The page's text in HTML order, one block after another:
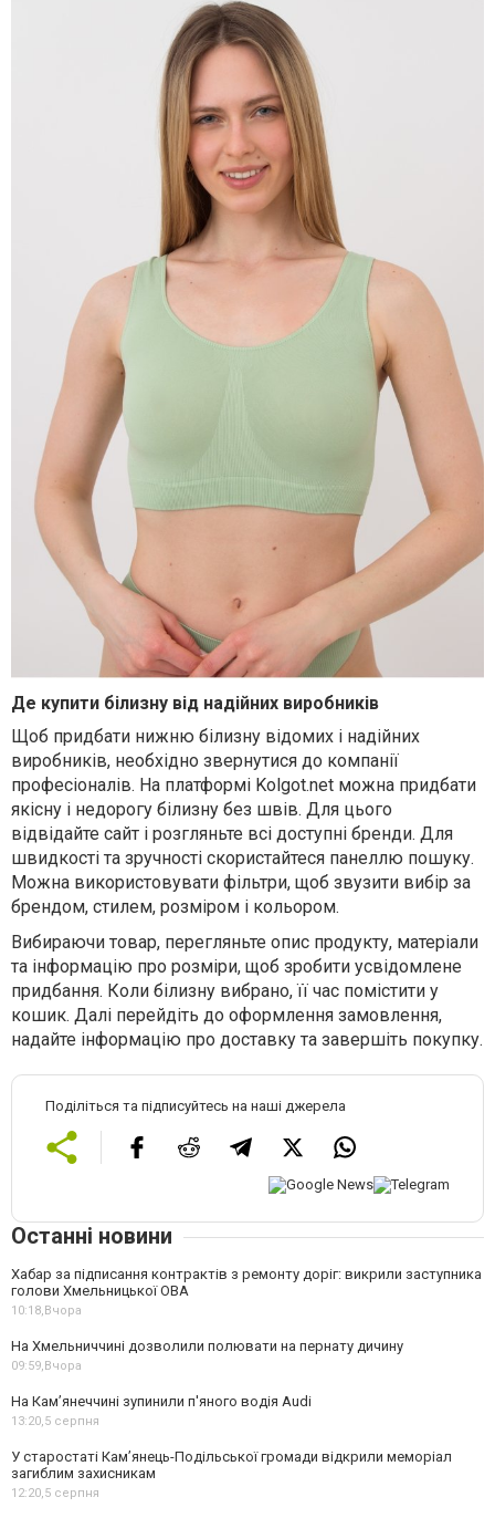
Де купити білизну від надійних виробників
Щоб придбати нижню білизну відомих і надійних
виробників, необхідно звернутися до компанії
професіоналів. На платформі Kolgot.net можна придбати
якісну і недорогу білизну без швів. Для цього
відвідайте сайт і розгляньте всі доступні бренди. Для
швидкості та зручності скористайтеся панеллю пошуку.
Можна використовувати фільтри, щоб звузити вибір за
брендом, стилем, розміром і кольором.
Вибираючи товар, перегляньте опис продукту, матеріали
та інформацію про розміри, щоб зробити усвідомлене
придбання. Коли білизну вибрано, її час помістити у
кошик. Далі перейдіть до оформлення замовлення,
надайте інформацію про доставку та завершіть покупку.
Поділіться та підписуйтесь на наші джерела
Останні новини
Хабар за підписання контрактів з ремонту доріг: викрили заступника
голови Хмельницької ОВА
10:18,Вчора
На Хмельниччині дозволили полювати на пернату дичину
09:59,Вчора
На Камʼянеччині зупинили п'яного водія Audi
13:20,5 серпня
У старостаті Кам’янець-Подільської громади відкрили меморіал
загиблим захисникам
12:20,5 серпня